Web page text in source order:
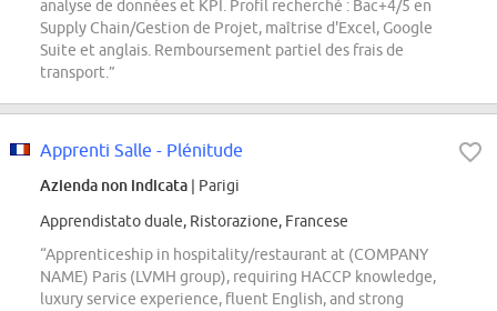
analyse de données et KPI. Profil recherché : Bac+4/5 en
Supply Chain/Gestion de Projet, maîtrise d'Excel, Google
Suite et anglais. Remboursement partiel des frais de
transport.”
Apprenti Salle - Plénitude
Azienda non indicata | Parigi
Apprendistato duale, Ristorazione, Francese
“Apprenticeship in hospitality/restaurant at (COMPANY
NAME) Paris (LVMH group), requiring HACCP knowledge,
luxury service experience, fluent English, and strong